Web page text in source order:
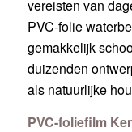
vereisten van
PVC-folie
gemakkelijk
duizenden
als natuurlijke
PVC-foliefilm